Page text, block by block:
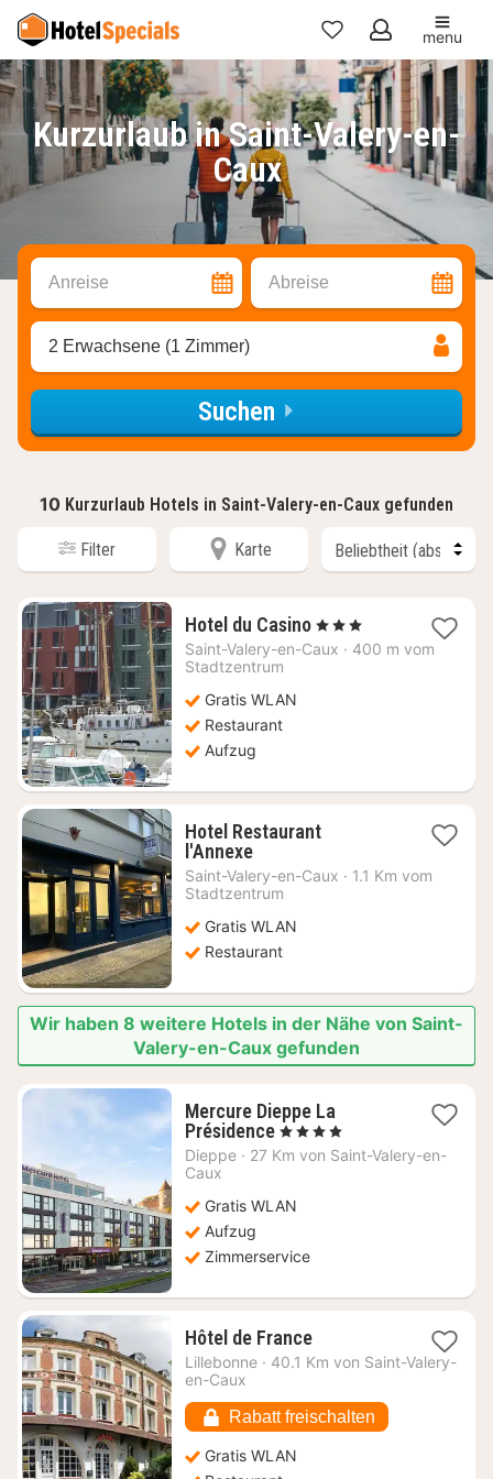
Meine
Favoriten
menu
Kurzurlaub in Saint-Valery-en-
Caux
Anreise Abreise
2 Erwachsene (1 Zimmer)
Suchen
10 Kurzurlaub Hotels in Saint-Valery-en-Caux gefunden
Filter Karte
Hotel du Casino1
Nacht
, 3 Sterne
Saint-Valery-en-Caux · 400 m vom
Stadtzentrum
Gratis WLAN
Restaurant
Aufzug
Hotel Restaurant
l'Annexe1
Nacht
ab
€
Saint-Valery-en-Caux · 1.1 Km vom
Stadtzentrum
Gratis WLAN
Restaurant
Wir haben 8 weitere Hotels in der Nähe von Saint-
Valery-en-Caux gefunden
Mercure Dieppe La
Présidence1
Nacht
€
, 4 Sterne
Dieppe · 27 Km von Saint-Valery-en-
Caux
Gratis WLAN
Aufzug
Zimmerservice
Hôtel de France1
Nacht
€
Lillebonne · 40.1 Km von Saint-Valery-
en-Caux
Rabatt freischalten
Gratis WLAN